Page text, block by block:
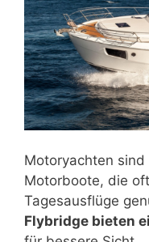
Motoryachten
Motorboote, die
Tagesausflüge
Flybridge bieten